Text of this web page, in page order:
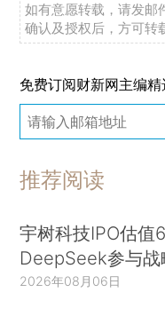
如有意愿转载，请发邮
确认及授权后，方可转
免费订阅财新网主编
推荐阅读
宇树科技IPO估值
DeepSeek参与战
2026年08月06日